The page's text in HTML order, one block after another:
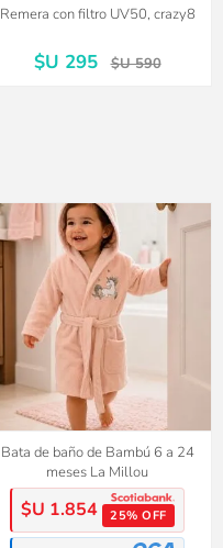
Remera con filtro UV50, crazy8
$U 295 $U 590
Bata de baño de Bambú 6 a 24
meses La Millou
$U 1.854 25% OFF